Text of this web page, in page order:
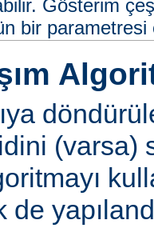
Gösterim
bir parametresi
(varsa)